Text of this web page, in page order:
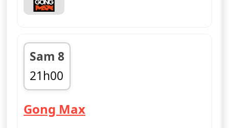
Sam 8
21h00
fin 00h00
Gong Max— Gong Max